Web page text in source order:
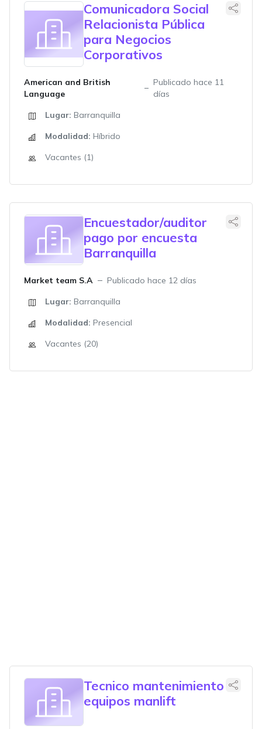
Comunicadora Social
Relacionista Pública
para Negocios
Corporativos
American and British
Language
Publicado hace 11
días
Lugar: Barranquilla
Modalidad: Híbrido
Vacantes (1)
Encuestador/auditor
pago por encuesta
Barranquilla
Market team S.A
Publicado hace 12 días
Lugar: Barranquilla
Modalidad: Presencial
Vacantes (20)
Tecnico mantenimiento
equipos manlift